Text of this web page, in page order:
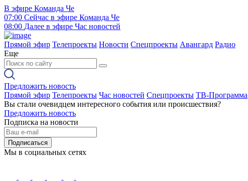
В эфире Команда Че
07:00 Сейчас в эфире Команда Че
08:00 Далее в эфире Час новостей
Прямой эфир Телепроекты Новости Спецпроекты Авангард Радио
Еще
Предложить новость
Прямой эфир Телепроекты Час новостей Спецпроекты ТВ-Программа
Вы стали очевидцем интересного события или происшествия?
Предложить новость
Подписка на новости
Подписаться
Мы в социальных сетях